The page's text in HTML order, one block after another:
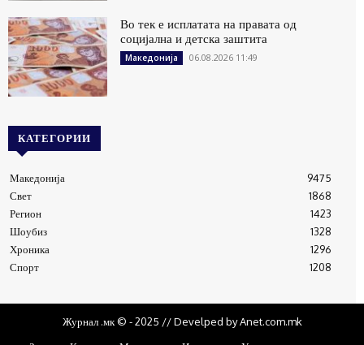
Во тек е исплатата на правата од
социјална и детска заштита
Македонија 06.08.2026 11:49
КАТЕГОРИИ
Македонија
9475
Свет
1868
Регион
1423
Шоубиз
1328
Хроника
1296
Спорт
1208
Журнал .мк © - 2025 // Develped by Anet.com.mk